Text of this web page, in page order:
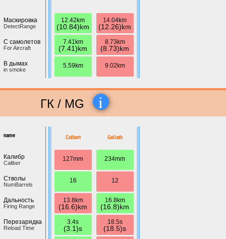
Маскировка
DetectRange
С самолетов
For Aircraft
В дымах
in smoke
12.42km
(10.84)km
7.41km
(7.41)km
5.59km
14.04km
(12.26)km
8.73km
(8.73)km
9.02km
ГК / MG i
name
Калибр
Caliber
Стволы
NumBarrels
Дальность
Firing Range
Перезарядка
Reload Time
Colbert
127mm
16
13.8km
(16.6)km
3.4s
(3.1)s
Goliath
234mm
12
16.8km
(16.8)km
18.5s
(18.5)s